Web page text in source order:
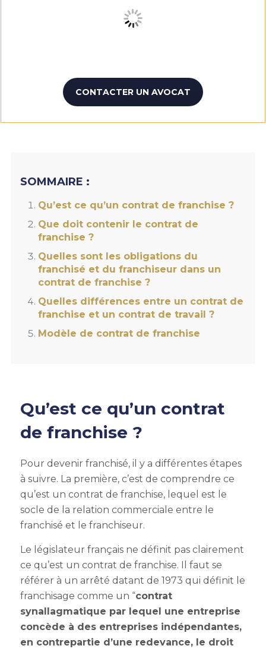
CONTACTER UN AVOCAT
SOMMAIRE :
Qu’est ce qu’un contrat de franchise ?
Que doit contenir le contrat de
franchise ?
Quelles sont les obligations du
franchisé et du franchiseur dans un
contrat de franchise ?
Quelles différences entre un contrat de
franchise et un contrat de travail ?
Modèle de contrat de franchise
Qu’est ce qu’un contrat
de franchise ?
Pour devenir franchisé, il y a différentes étapes
à suivre. La première, c’est de comprendre ce
qu’est un contrat de franchise, lequel est le
socle de la relation commerciale entre le
franchisé et le franchiseur.
Le législateur français ne définit pas clairement
ce qu’est un contrat de franchise. Il faut se
référer à un arrêté datant de 1973 qui définit le
franchisage comme un “contrat
synallagmatique par lequel une entreprise
concède à des entreprises indépendantes,
en contrepartie d’une redevance, le droit